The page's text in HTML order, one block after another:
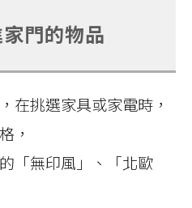
門的物品
在挑選家具或家電時，
，
「無印風」、「北歐